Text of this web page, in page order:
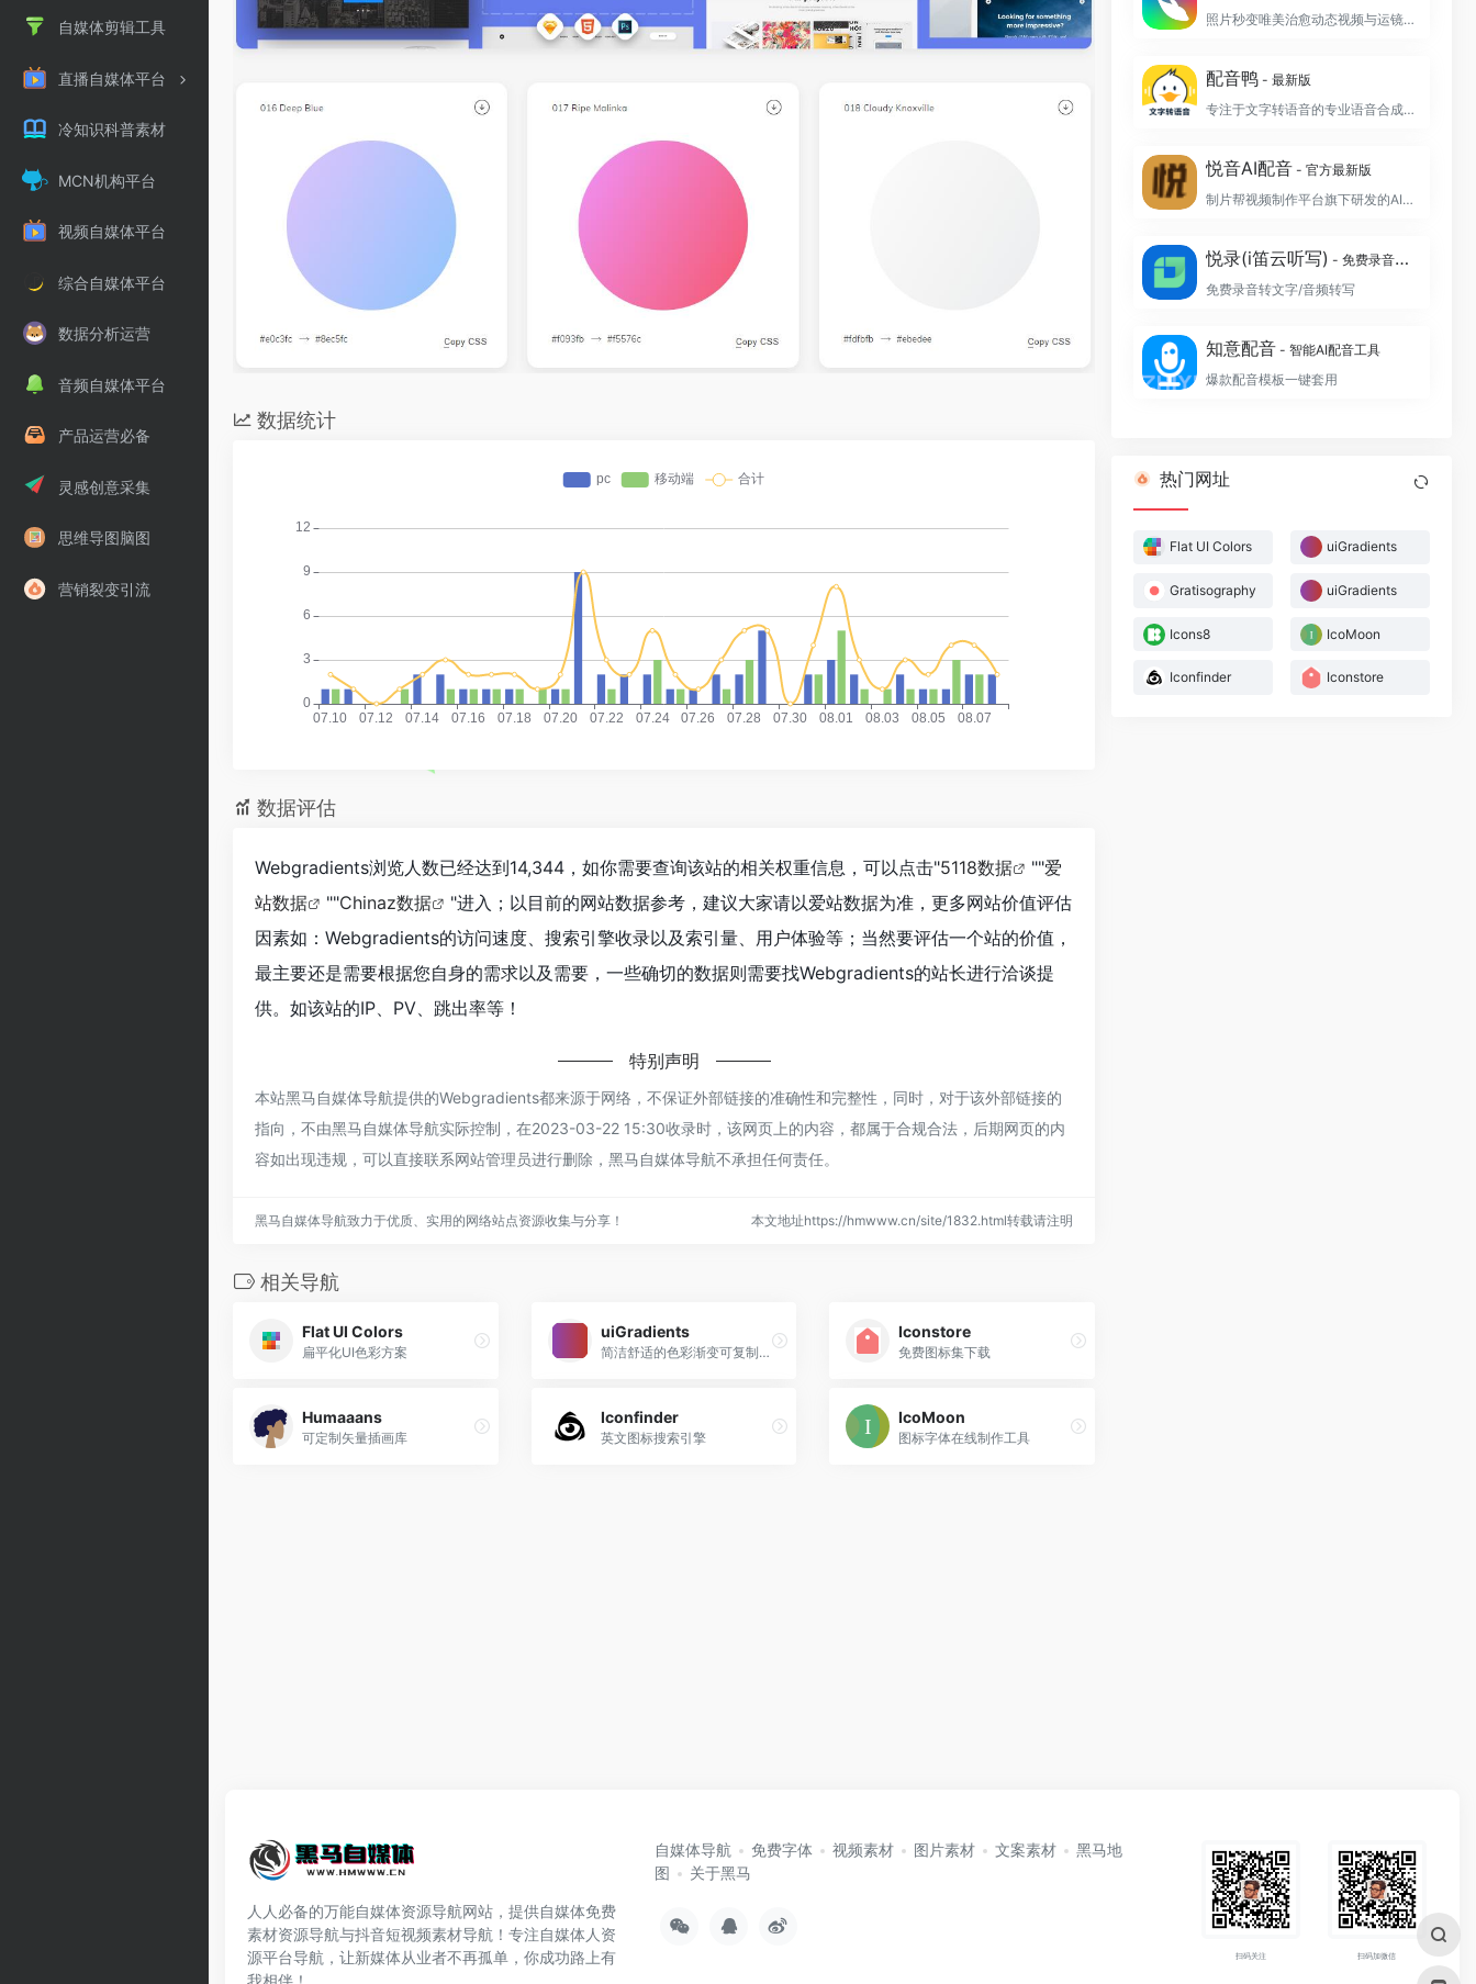
自媒体剪辑工具
直播自媒体平台
冷知识科普素材
MCN机构平台
视频自媒体平台
综合自媒体平台
数据分析运营
音频自媒体平台
产品运营必备
灵感创意采集
思维导图脑图
营销裂变引流
数据统计
数据评估
Webgradients浏览人数已经达到14,344，如你需要查询该站的相关权重信息，可以点击"5118数据 ""爱
站数据
""Chinaz数据
"进入；以目前的网站数据参考，建议大家请以爱站数据为准，更多网站价值评估
因素如：Webgradients的访问速度、搜索引擎收录以及索引量、用户体验等；当然要评估一个站的价值，
最主要还是需要根据您自身的需求以及需要，一些确切的数据则需要找Webgradients的站长进行洽谈提
供。如该站的IP、PV、跳出率等！
特别声明
本站黑马自媒体导航提供的Webgradients都来源于网络，不保证外部链接的准确性和完整性，同时，对于该外部链接的
指向，不由黑马自媒体导航实际控制，在2023-03-22 15:30收录时，该网页上的内容，都属于合规合法，后期网页的内
容如出现违规，可以直接联系网站管理员进行删除，黑马自媒体导航不承担任何责任。
黑马自媒体导航致力于优质、实用的网络站点资源收集与分享！ 本文地址https://hmwww.cn/site/1832.html转载请注明
相关导航
Flat UI Colors
扁平化UI色彩方案
uiGradients
简洁舒适的色彩渐变可复制css3
Iconstore
免费图标集下载
Humaaans
可定制矢量插画库
Iconfinder
英文图标搜索引擎
IcoMoon
图标字体在线制作工具
照片秒变唯美治愈动态视频与运镜航拍大片
配音鸭 - 最新版
专注于文字转语音的专业语音合成制作软件
悦音AI配音 - 官方最新版
制片帮视频制作平台旗下研发的AI智能配音工具
悦录(i笛云听写) - 免费录音转文字
免费录音转文字/音频转写
知意配音 - 智能AI配音工具
爆款配音模板一键套用
热门网址
Flat UI Colors uiGradients
Gratisography uiGradients
Icons8 IcoMoon
Iconfinder Iconstore
人人必备的万能自媒体资源导航网站，提供自媒体免费
素材资源导航与抖音短视频素材导航！专注自媒体人资
源平台导航，让新媒体从业者不再孤单，你成功路上有
自媒体导航 免费字体 视频素材 图片素材 文案素材
黑马地
图
关于黑马
扫码关注 扫码加微信